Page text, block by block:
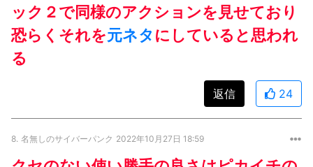
ック２で同様のアクションを見せており
恐らくそれを元ネタ にしていると思われ
る
返信 24
8. 名無しのサイバーパンク 2022年10月27日 18:59